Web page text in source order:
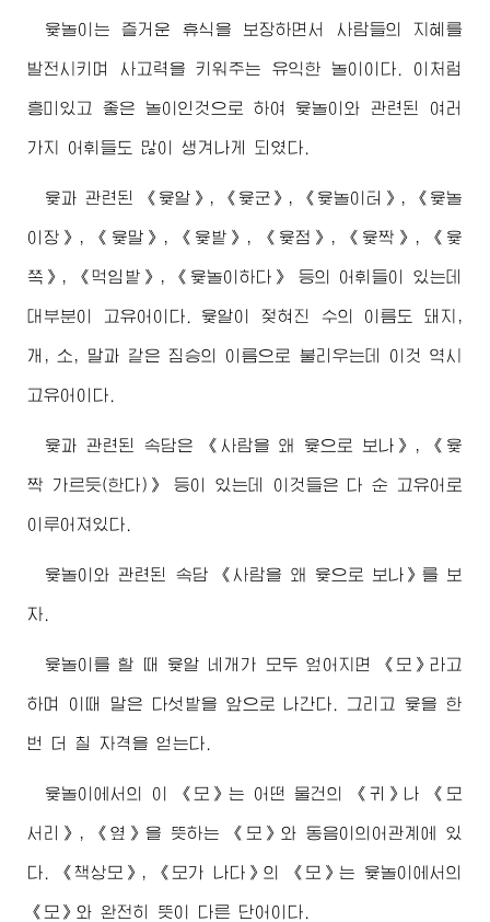
윷놀이는 즐거운 휴식을 보장하면서 사람들의 지혜를
발전시키며 사고력을 키워주는 유익한 놀이이다. 이처럼
흥미있고 좋은 놀이인것으로 하여 윷놀이와 관련된 여러
가지 어휘들도 많이 생겨나게 되였다.
윷과 관련된 《윷알》, 《윷군》, 《윷놀이터》, 《윷놀
이장》, 《윷말》, 《윷밭》, 《윷점》, 《윷짝》, 《윷
쪽》, 《먹임밭》, 《윷놀이하다》 등의 어휘들이 있는데
대부분이 고유어이다. 윷알이 젖혀진 수의 이름도 돼지,
개, 소, 말과 같은 짐승의 이름으로 불리우는데 이것 역시
고유어이다.
윷과 관련된 속담은 《사람을 왜 윷으로 보나》, 《윷
짝 가르듯(한다)》 등이 있는데 이것들은 다 순 고유어로
이루어져있다.
윷놀이와 관련된 속담 《사람을 왜 윷으로 보나》를 보
자.
윷놀이를 할 때 윷알 네개가 모두 엎어지면 《모》라고
하며 이때 말은 다섯밭을 앞으로 나간다. 그리고 윷을 한
번 더 칠 자격을 얻는다.
윷놀이에서의 이 《모》는 어떤 물건의 《귀》나 《모
서리》, 《옆》을 뜻하는 《모》와 동음이의어관계에 있
다. 《책상모》, 《모가 나다》의 《모》는 윷놀이에서의
《모》와 완전히 뜻이 다른 단어이다.